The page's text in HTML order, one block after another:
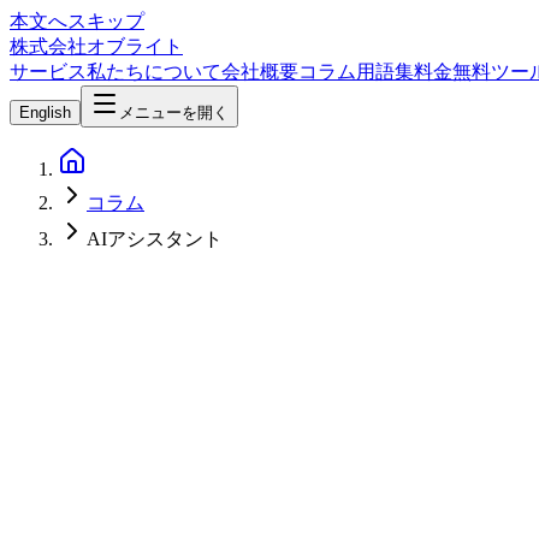
本文へスキップ
株式会社オブライト
サービス私たちについて会社概要コラム 用語集料金無料ツー
English メニューを開く
コラム
AIアシスタント